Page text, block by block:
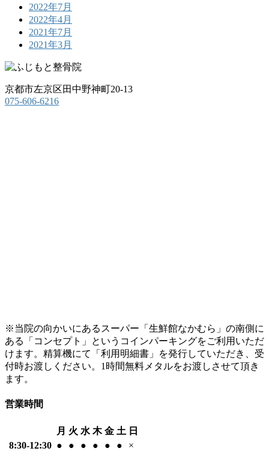
2022年7月
2022年4月
2021年7月
2021年3月
京都市左京区田中野神町20-13
075-606-6216
※当院の向かいにあるスーパー「生鮮館なかむら」の南側に
ある「コンセプト」というコインパーキングをご利用いただ
けます。精算機にて「利用明細書」を発行していただき、受
付時お渡しください。1時間無料メタルをお渡しさせて頂き
ます。
営業時間
月 火 水 木 金 土 日
8:30-12:30 ● ● ● ● ● ●
×